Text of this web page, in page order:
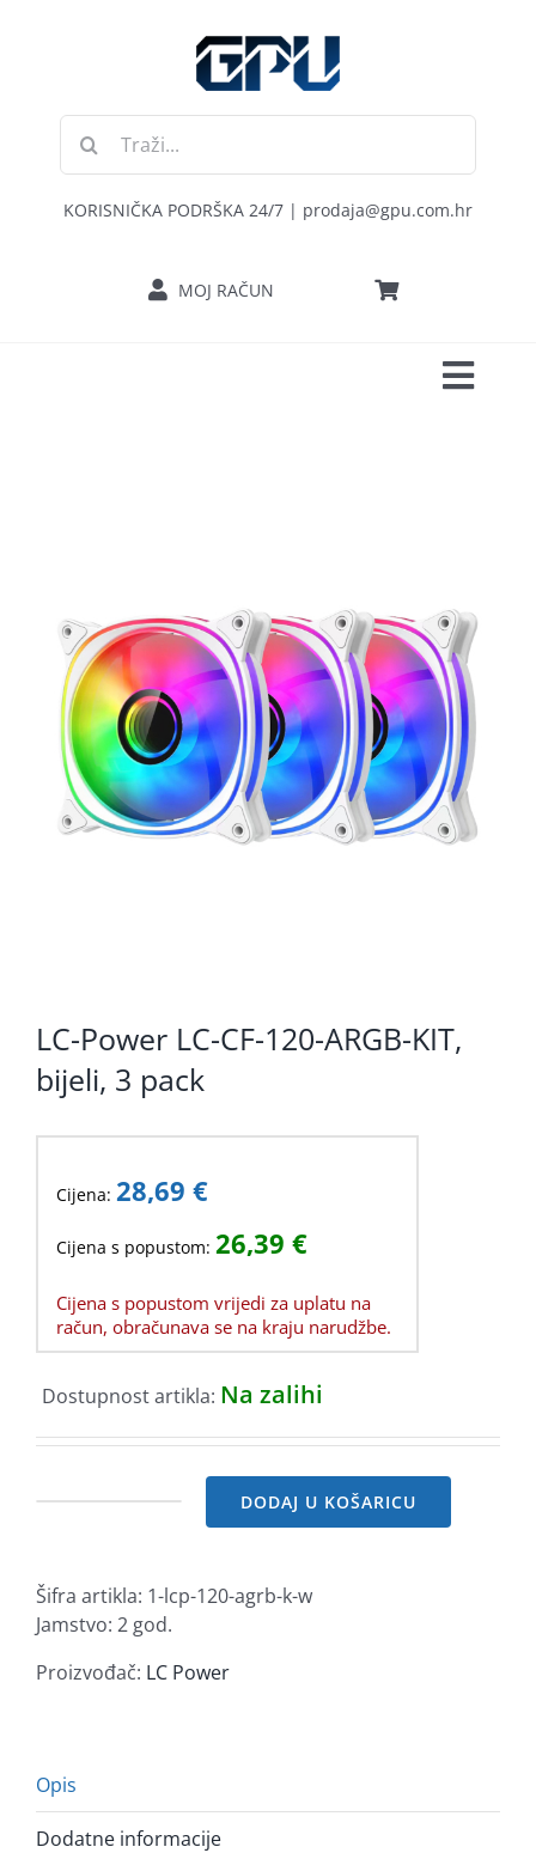
Traži...
KORISNIČKA PODRŠKA 24/7 | prodaja@gpu.com.hr
MOJ RAČUN
KABELI I KONEKTORI
MREŽNA OPREMA
PRINTERI
POTROŠNI
LC-Power LC-CF-120-ARGB-KIT,
bijeli, 3 pack
Cijena: 28,69 €
Cijena s popustom: 26,39 €
Cijena s popustom vrijedi za uplatu na
račun, obračunava se na kraju narudžbe.
Dostupnost artikla: Na zalihi
CF-
120-
ARGB-
KIT,
DODAJ U KOŠARICU
Šifra artikla: 1-lcp-120-agrb-k-w
Jamstvo: 2 god.
Proizvođač: LC Power
Opis
Dodatne informacije